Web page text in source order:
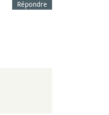
Répondre